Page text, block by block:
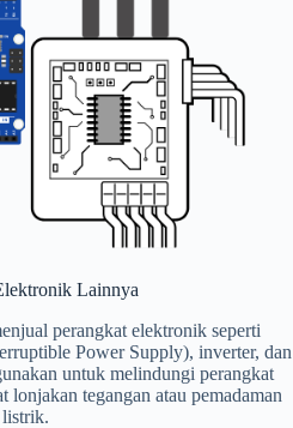
Lainnya
perangkat elektronik seperti
Power Supply), inverter, dan
untuk melindungi perangkat
tegangan atau pemadaman
listrik.